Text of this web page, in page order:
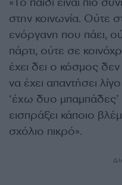
στην κοινωνία. Ούτε
ενόργανη που πάει,
πάρτι, ούτε σε
έχει δει ο κόσμος
να έχει απαντήσει
‘έχω δυο
εισπράξει κάποιο
σχόλιο πικρό».